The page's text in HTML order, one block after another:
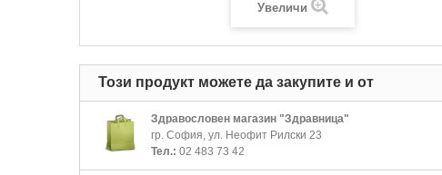
Увеличи
Този продукт можете да закупите и от
Здравословен магазин "Здравница"
гр. София, ул. Неофит Рилски 23
Тел.: 02 483 73 42